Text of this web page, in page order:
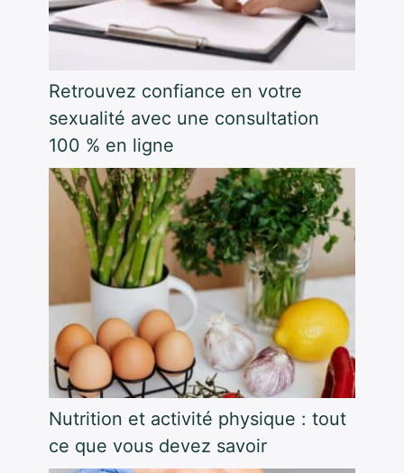
Retrouvez confiance en votre
sexualité avec une consultation
100 % en ligne
Nutrition et activité physique : tout
ce que vous devez savoir